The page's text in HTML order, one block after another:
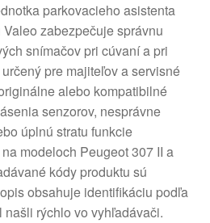
parkovacieho asistenta
zabezpečuje správnu
snímačov pri cúvaní a pri
pre majiteľov a servisné
alebo kompatibilné
senzorov, nesprávne
úplnú stratu funkcie
modeloch Peugeot 307 II a
kódy produktu sú
obsahuje identifikáciu podľa
rýchlo vo vyhľadávači.